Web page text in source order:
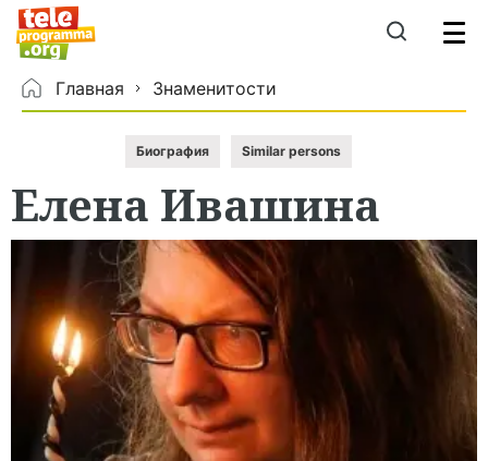
Главная Знаменитости
Биография Similar persons
Елена Ивашина